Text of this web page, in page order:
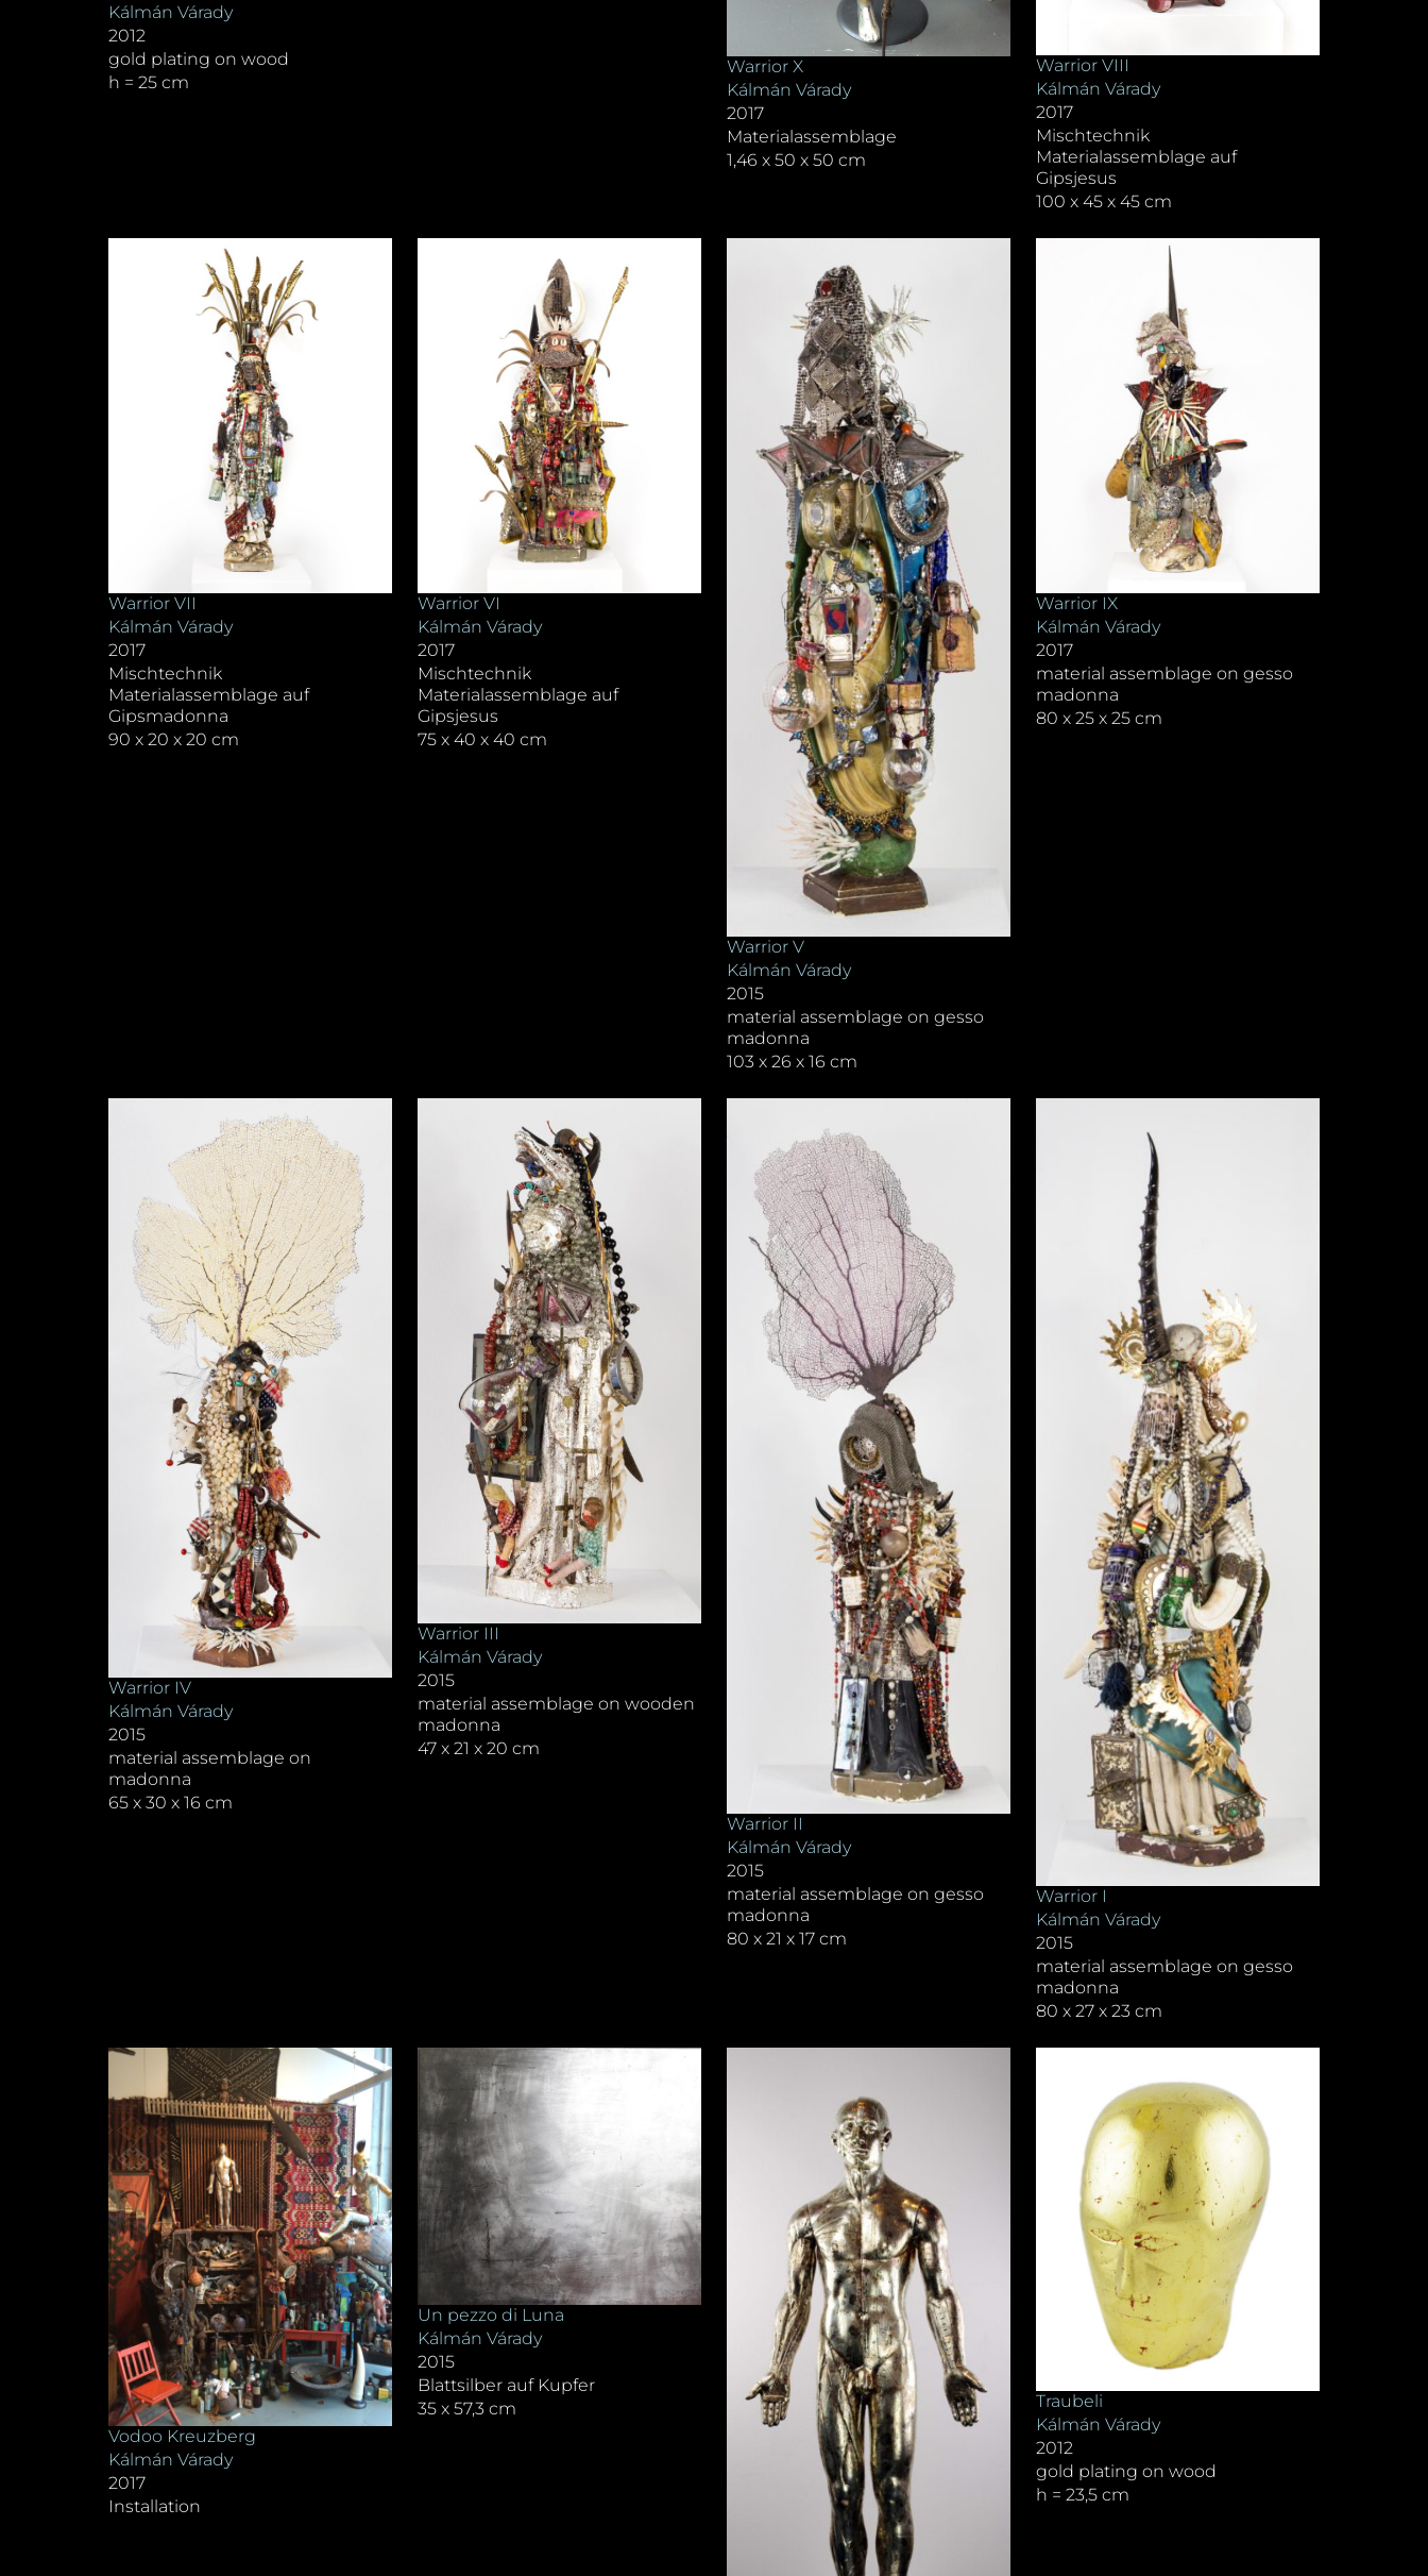
Kálmán Várady
2012
gold plating on wood
h = 25 cm
Warrior X
Kálmán Várady
2017
Materialassemblage
1,46 x 50 x 50 cm
Warrior VIII
Kálmán Várady
2017
Mischtechnik
Materialassemblage auf
Gipsjesus
100 x 45 x 45 cm
Warrior VII
Kálmán Várady
2017
Mischtechnik
Materialassemblage auf
Gipsmadonna
90 x 20 x 20 cm
Warrior VI
Kálmán Várady
2017
Mischtechnik
Materialassemblage auf
Gipsjesus
75 x 40 x 40 cm
Warrior V
Kálmán Várady
2015
material assemblage on gesso
madonna
103 x 26 x 16 cm
Warrior IX
Kálmán Várady
2017
material assemblage on gesso
madonna
80 x 25 x 25 cm
Warrior IV
Kálmán Várady
2015
material assemblage on
madonna
65 x 30 x 16 cm
Warrior III
Kálmán Várady
2015
material assemblage on wooden
madonna
47 x 21 x 20 cm
Warrior II
Kálmán Várady
2015
material assemblage on gesso
madonna
80 x 21 x 17 cm
Warrior I
Kálmán Várady
2015
material assemblage on gesso
madonna
80 x 27 x 23 cm
Vodoo Kreuzberg
Kálmán Várady
2017
Installation
Un pezzo di Luna
Kálmán Várady
2015
Blattsilber auf Kupfer
35 x 57,3 cm
Traubeli
Kálmán Várady
2012
gold plating on wood
h = 23,5 cm